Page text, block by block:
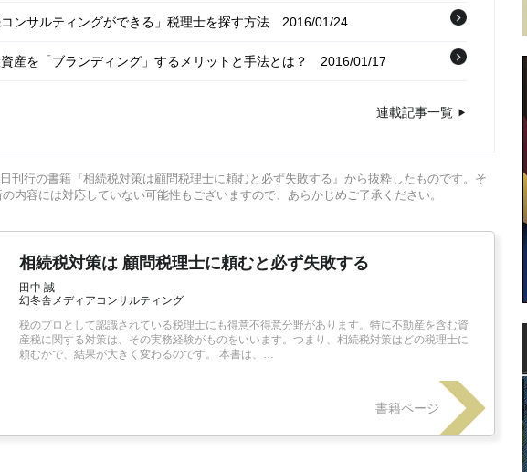
コンサルティングができる」税理士を探す方法 2016/01/24
資産を「ブランディング」するメリットと手法とは？ 2016/01/17
連載記事一覧
刊行の書籍『相続税対策は顧問税理士に頼むと必ず失敗する』から抜粋したものです。そ
内容には対応していない可能性もございますので、あらかじめご了承ください。
相続税対策は 顧問税理士に頼むと必ず失敗する
田中 誠
幻冬舎メディアコンサルティング
税のプロとして認識されている税理士にも得意不得意分野があります。特に不動産を含む資
産税に関する対策は、その実務経験がものをいいます。つまり、相続税対策はどの税理士に
頼むかで、結果が大きく変わるのです。 本書は、…
書籍ページ